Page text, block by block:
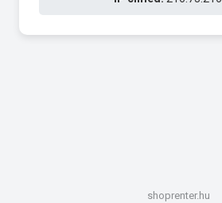
shoprenter.hu